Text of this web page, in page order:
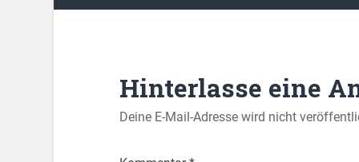
Hinterlasse eine
Deine E-Mail-Adresse wird nicht